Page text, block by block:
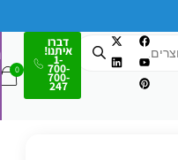
דברו
איתנו!
1-
700-
700-
247